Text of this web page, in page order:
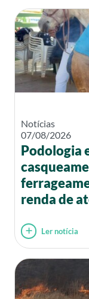
Notícias
07/08/2026
Podologia
renda de
Ler notícia